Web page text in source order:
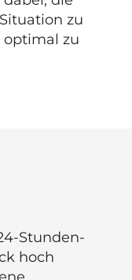
zu
zu
Stunden-
hoch